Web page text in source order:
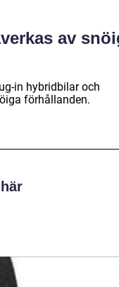
av
in hybridbilar och
förhållanden.